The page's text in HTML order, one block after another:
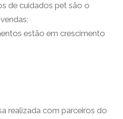
de cuidados pet são o
estão em crescimento
realizada com parceiros do